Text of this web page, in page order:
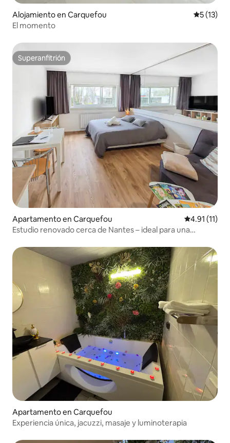
Alojamiento en Carquefou
5 (13)
El momento
Superanfitrión
Superanfitrión
Apartamento en Carquefou Calificación
4.91 (11)
Estudio renovado cerca de Nantes – ideal para una
Apartamento en Carquefou
Experiencia única, jacuzzi, masaje y luminoterapia